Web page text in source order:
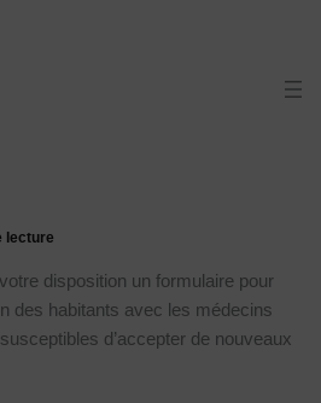
lecture
disposition un formulaire pour
des habitants avec les médecins
d’accepter de nouveaux